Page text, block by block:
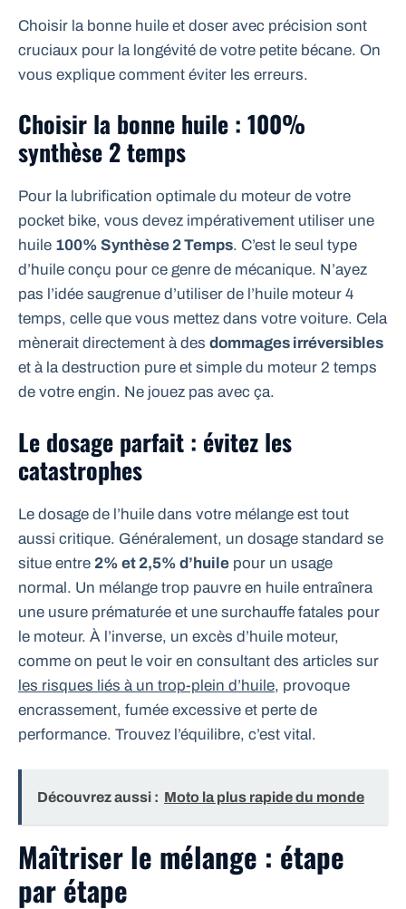
Choisir la bonne huile et doser avec précision sont
cruciaux pour la longévité de votre petite bécane. On
vous explique comment éviter les erreurs.
Choisir la bonne huile : 100%
synthèse 2 temps
Pour la lubrification optimale du moteur de votre
pocket bike, vous devez impérativement utiliser une
huile 100% Synthèse 2 Temps. C’est le seul type
d’huile conçu pour ce genre de mécanique. N’ayez
pas l’idée saugrenue d’utiliser de l’huile moteur 4
temps, celle que vous mettez dans votre voiture. Cela
mènerait directement à des dommages irréversibles
et à la destruction pure et simple du moteur 2 temps
de votre engin. Ne jouez pas avec ça.
Le dosage parfait : évitez les
catastrophes
Le dosage de l’huile dans votre mélange est tout
aussi critique. Généralement, un dosage standard se
situe entre 2% et 2,5% d’huile pour un usage
normal. Un mélange trop pauvre en huile entraînera
une usure prématurée et une surchauffe fatales pour
le moteur. À l’inverse, un excès d’huile moteur,
comme on peut le voir en consultant des articles sur
les risques liés à un trop-plein d’huile, provoque
encrassement, fumée excessive et perte de
performance. Trouvez l’équilibre, c’est vital.
Découvrez aussi : Moto la plus rapide du monde
Maîtriser le mélange : étape
par étape